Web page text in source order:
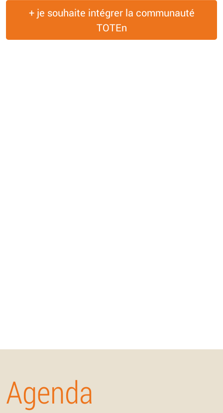
+ je souhaite intégrer la communauté
TOTEn
Agenda